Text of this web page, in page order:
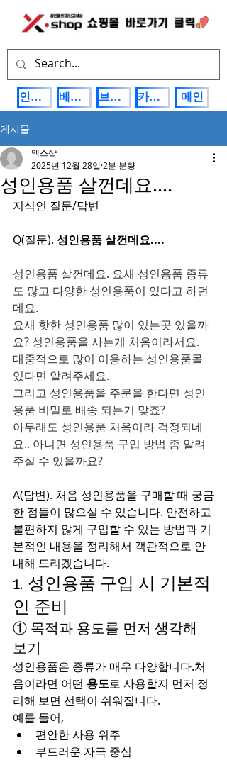
인기상품 베스트제품 브랜드관 카테고리 메인
게시물
성인용품 살껀데요....
엑스샵
2025년 12월 28일 2분 분량
지식인 질문/답변
Q(질문). 성인용품 살껀데요....
성인용품 살껀데요. 요새 성인용품 종류
도 많고 다양한 성인용품이 있다고 하던
데요.
요새 핫한 성인용품 많이 있는곳 있을까
요? 성인용품을 사는게 처음이라서요.
대중적으로 많이 이용하는 성인용품몰
있다면 알려주세요.
그리고 성인용품을 주문을 한다면 성인
용품 비밀로 배송 되는거 맞죠?
아무래도 성인용품 처음이라 걱정되네
요.. 아니면 성인용품 구입 방법 좀 알려
주실 수 있을까요?
A(답변). 처음 성인용품을 구매할 때 궁금
한 점들이 많으실 수 있습니다. 안전하고
불편하지 않게 구입할 수 있는 방법과 기
본적인 내용을 정리해서 객관적으로 안
내해 드리겠습니다.
1. 성인용품 구입 시 기본적
인 준비
① 목적과 용도를 먼저 생각해
보기
성인용품은 종류가 매우 다양합니다.처
음이라면 어떤 용도로 사용할지 먼저 정
리해 보면 선택이 쉬워집니다.
예를 들어,
편안한 사용 위주
부드러운 자극 중심